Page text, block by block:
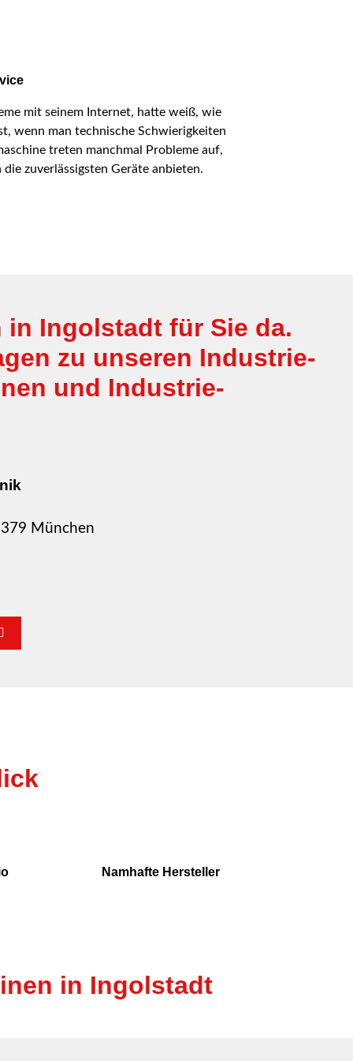
mit seinem Internet, hatte weiß, wie
wenn man technische Schwierigkeiten
treten manchmal Probleme auf,
zuverlässigsten Geräte anbieten.
in Ingolstadt für Sie da.
zu unseren Industrie­
und Industrie­
München
Namhafte Hersteller
in Ingolstadt